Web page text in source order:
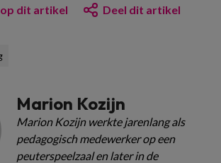
op dit artikel Deel dit artikel
Marion Kozijn
Marion Kozijn werkte jarenlang als
pedagogisch medewerker op een
peuterspeelzaal en later in de